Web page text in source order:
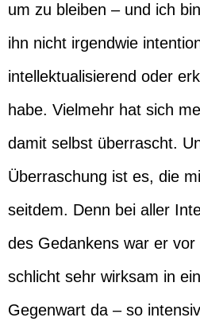
um zu bleiben – und ich
ihn nicht irgendwie
intellektualisierend oder
habe. Vielmehr hat sich
damit selbst überrascht.
Überraschung ist es, die
seitdem. Denn bei aller
des Gedankens war er vor
schlicht sehr wirksam in
Gegenwart da – so